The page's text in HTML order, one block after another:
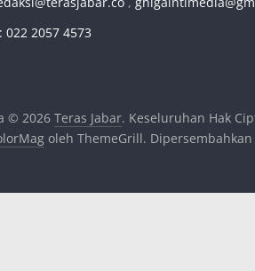
022 2057 4573
© 2026 Teras Jabar. Keseluruhan Hak
oleh ThemeGrill.